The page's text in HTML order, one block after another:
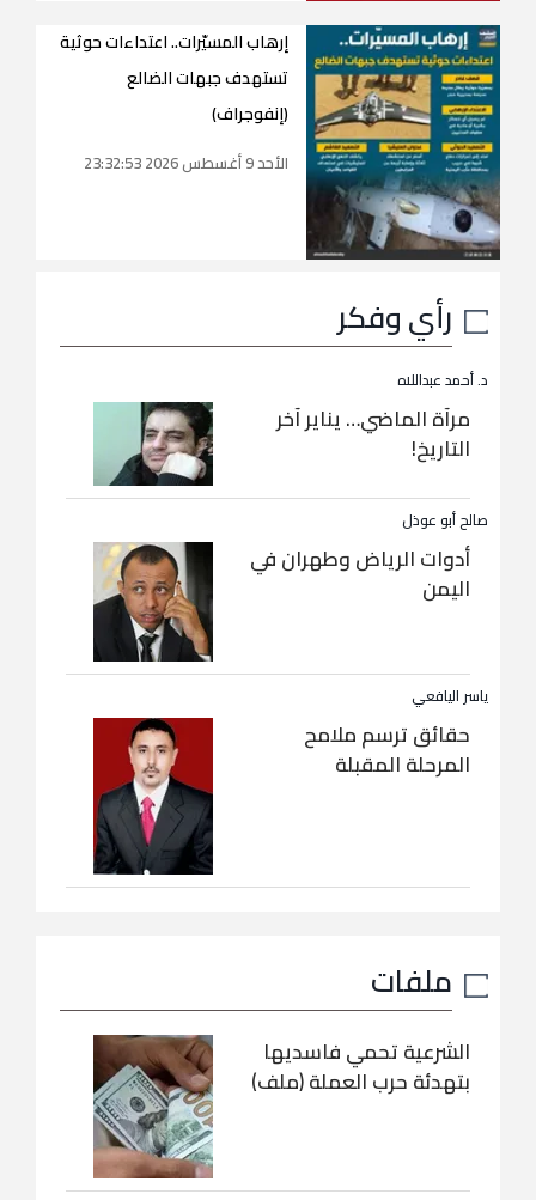
إرهاب المسيّرات.. اعتداءات حوثية
تستهدف جبهات الضالع
(إنفوجراف)
الأحد 9 أغسطس 2026 23:32:53
رأي وفكر
د. أحمد عبداللاه
مرآة الماضي… يناير آخر
التاريخ!
صالح أبو عوذل
أدوات الرياض وطهران في
اليمن
ياسر اليافعي
حقائق ترسم ملامح
المرحلة المقبلة
ملفات
الشرعية تحمي فاسديها
بتهدئة حرب العملة (ملف)